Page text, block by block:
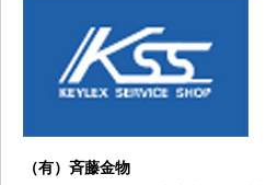
（有）斉藤金物